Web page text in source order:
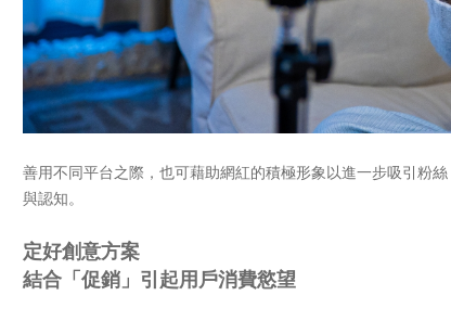
善用不同平台之際，也可藉助網紅的積極形象以進一步吸引粉
與認知。
定好創意方案
結合「促銷」引起用戶消費慾望